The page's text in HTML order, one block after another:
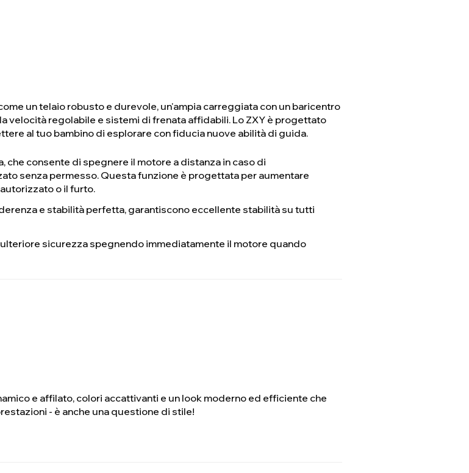
un telaio robusto e durevole, un'ampia carreggiata con un baricentro
velocità regolabile e sistemi di frenata affidabili. Lo ZXY è progettato
al tuo bambino di esplorare con fiducia nuove abilità di guida.
che consente di spegnere il motore a distanza in caso di
senza permesso. Questa funzione è progettata per aumentare
o il furto.
e stabilità perfetta, garantiscono eccellente stabilità su tutti
sicurezza spegnendo immediatamente il motore quando
e affilato, colori accattivanti e un look moderno ed efficiente che
- è anche una questione di stile!